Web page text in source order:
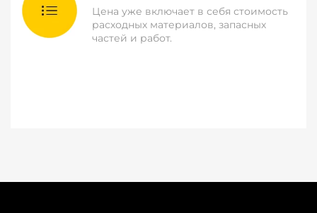
Цена уже включает в себя стоимость
расходных материалов, запасных
частей и работ.